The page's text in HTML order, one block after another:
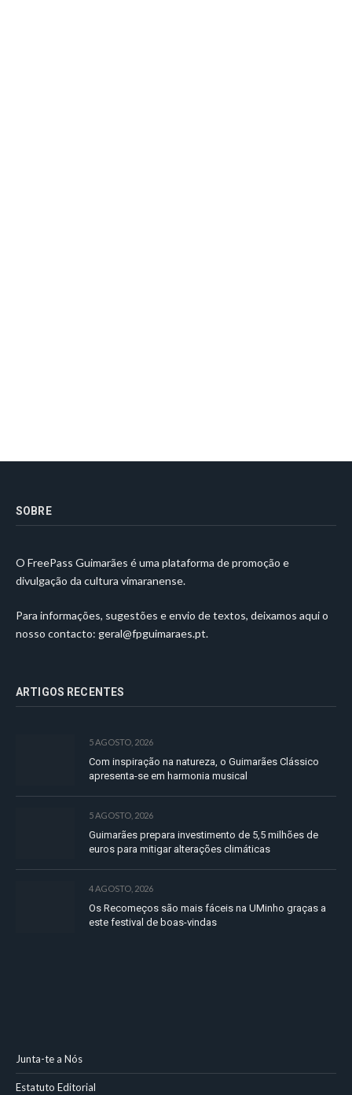
SOBRE
O FreePass Guimarães é uma plataforma de promoção e
divulgação da cultura vimaranense.
Para informações, sugestões e envio de textos, deixamos aqui o
nosso contacto: geral@fpguimaraes.pt.
ARTIGOS RECENTES
5 AGOSTO, 2026
Com inspiração na natureza, o Guimarães Clássico
apresenta-se em harmonia musical
5 AGOSTO, 2026
Guimarães prepara investimento de 5,5 milhões de
euros para mitigar alterações climáticas
4 AGOSTO, 2026
Os Recomeços são mais fáceis na UMinho graças a
este festival de boas-vindas
Junta-te a Nós
Estatuto Editorial